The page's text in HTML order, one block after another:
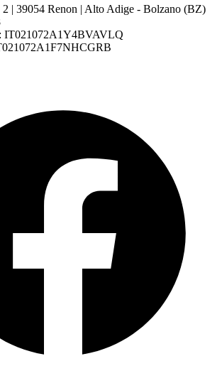
2 | 39054 Renon | Alto Adige - Bolzano (BZ)
IT021072A1Y4BVAVLQ